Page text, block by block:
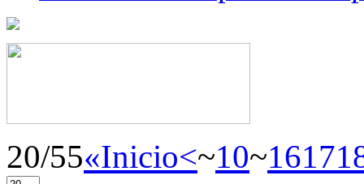
20/55«Inicio<~10~1617